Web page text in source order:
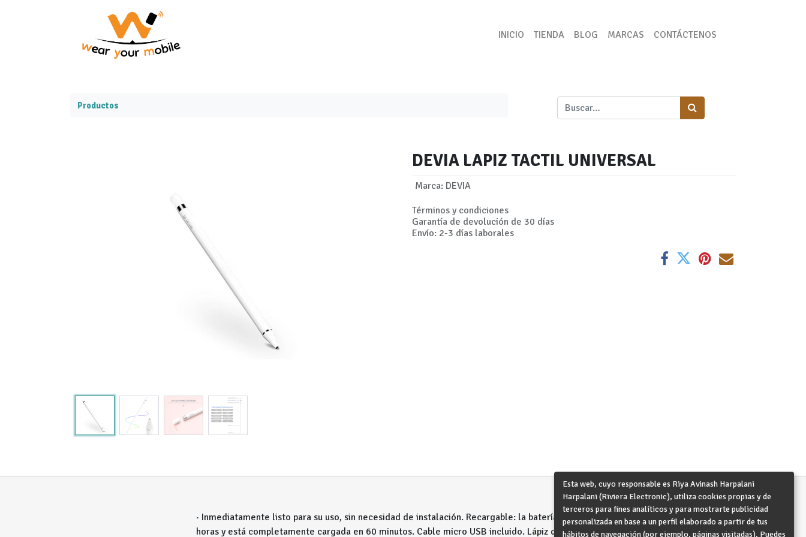
INICIO TIENDA BLOG MARCAS CONTÁCTENOS
Productos
DEVIA LAPIZ TACTIL UNIVERSAL
Marca: DEVIA
Términos y condiciones
Garantía de devolución de 30 días
Envío: 2-3 días laborales
· Inmediatamente listo para su uso, sin necesidad de instalación. Recargable: la batería dura de 10
horas y está completamente cargada en 60 minutos. Cable micro USB incluido. Lápiz de alta
Esta web, cuyo responsable es Riya Avinash Harpalani
Harpalani (Riviera Electronic), utiliza cookies propias y de
terceros para fines analíticos y para mostrarte publicidad
personalizada en base a un perfil elaborado a partir de tus
hábitos de navegación (por ejemplo, páginas visitadas). Puedes